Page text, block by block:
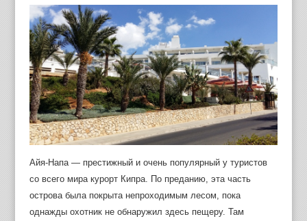
Айя-Напа — престижный и очень популярный у туристов
со всего мира курорт Кипра. По преданию, эта часть
острова была покрыта непроходимым лесом, пока
однажды охотник не обнаружил здесь пещеру. Там